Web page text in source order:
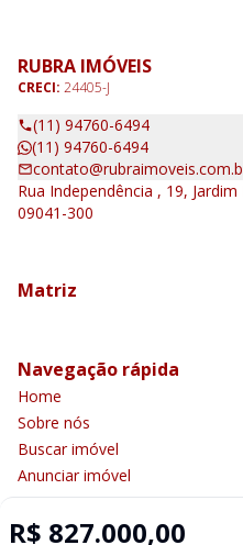
R$ 827.000,00
RUBRA IMÓVEIS
CRECI: 24405-J
(11) 94760-6494
(11) 94760-6494
Rua Independência , 19,
09041-300
Matriz
Navegação rápida
Home
Sobre nós
Buscar imóvel
Anunciar imóvel
Contato